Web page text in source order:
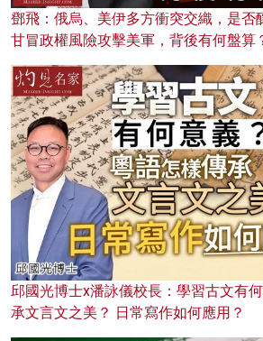
鄧飛：俄烏、美伊多方衝突交織，是否
甘冒政權風險攻擊美軍，背後有何盤算
邱國光博士x潘詠儀校長：學習古文有
承文言文之美？ 日常寫作如何應用？